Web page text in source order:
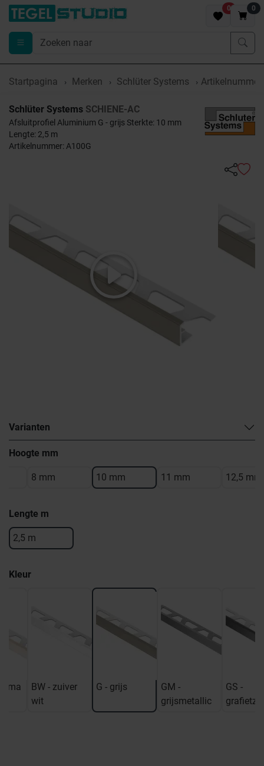
0 0
Startpagina Merken Schlüter Systems Artikelnummer
Schlüter Systems SCHIENE-AC
Afsluitprofiel Aluminium G - grijs Sterkte: 10 mm
Lengte: 2,5 m
Artikelnummer: A100G
Varianten
Hoogte mm
8 mm 10 mm 11 mm 12,5 mm
Lengte m
2,5 m
Kleur
BW - zuiver
wit
G - grijs
GM -
grijsmetallic
GS -